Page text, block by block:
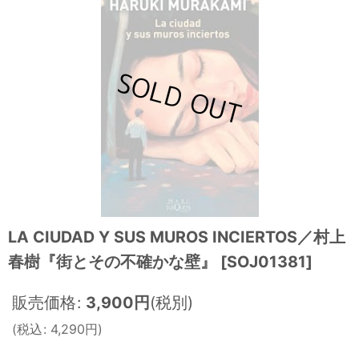
LA CIUDAD Y SUS MUROS INCIERTOS／村上
春樹『街とその不確かな壁』
[SOJ01381]
販売価格: 3,900 円 (税別)
(税込: 4,290円)